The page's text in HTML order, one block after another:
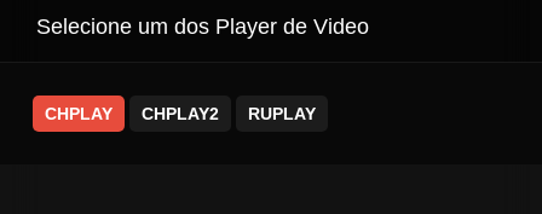
Selecione um dos Player de Video
CHPLAY CHPLAY2 RUPLAY